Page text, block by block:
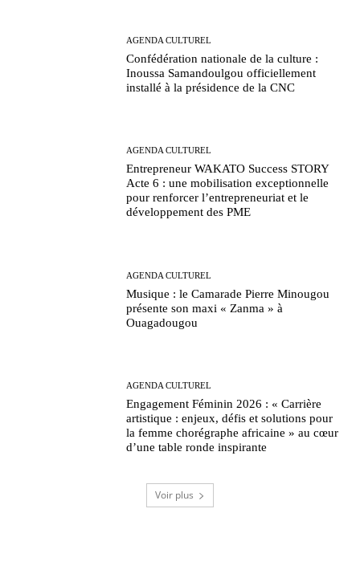
AGENDA CULTUREL
Confédération nationale de la culture :
Inoussa Samandoulgou officiellement
installé à la présidence de la CNC
AGENDA CULTUREL
Entrepreneur WAKATO Success STORY
Acte 6 : une mobilisation exceptionnelle
pour renforcer l’entrepreneuriat et le
développement des PME
AGENDA CULTUREL
Musique : le Camarade Pierre Minougou
présente son maxi « Zanma » à
Ouagadougou
AGENDA CULTUREL
Engagement Féminin 2026 : « Carrière
artistique : enjeux, défis et solutions pour
la femme chorégraphe africaine » au cœur
d’une table ronde inspirante
Voir plus